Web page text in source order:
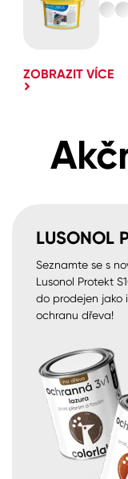
ZOBRAZIT VÍCE
LUSONOL
Seznamte se s
Lusonol Protekt
do prodejen jako
ochranu dřeva!